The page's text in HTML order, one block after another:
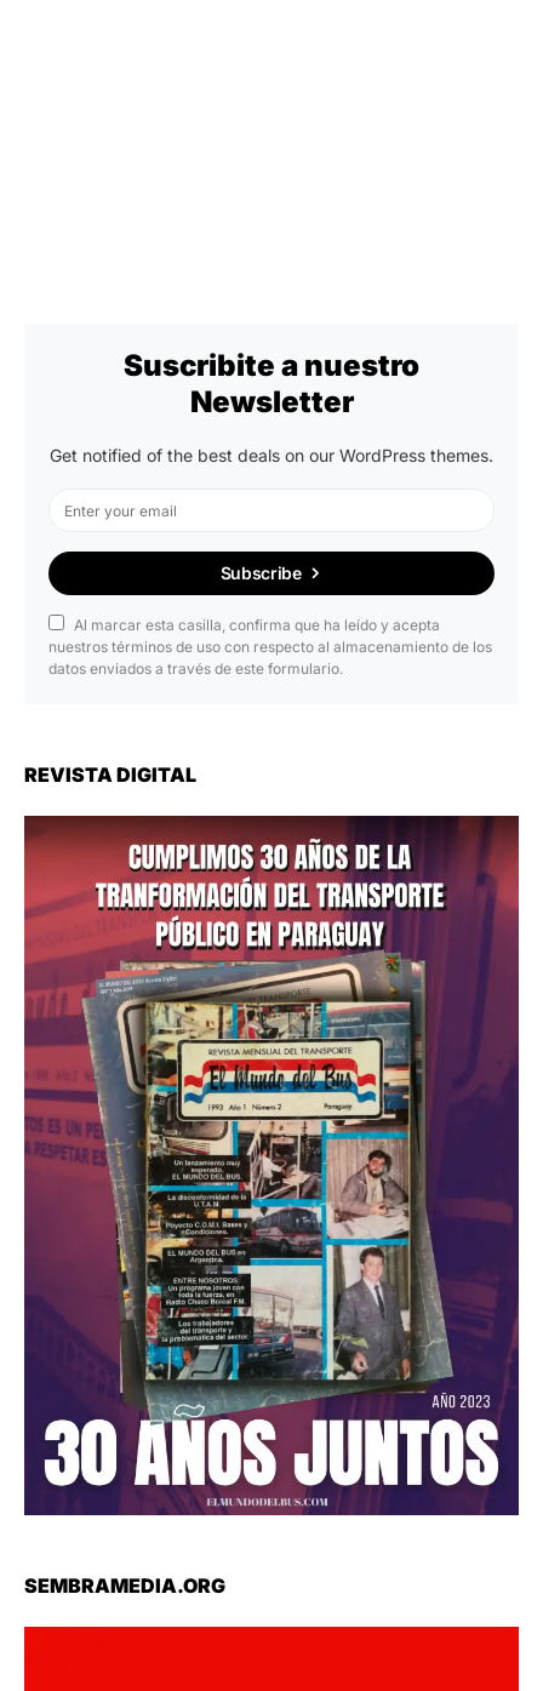
Suscribite a nuestro
Newsletter
Get notified of the best deals on our WordPress themes.
Subscribe
Al marcar esta casilla, confirma que ha leído y acepta
nuestros términos de uso con respecto al almacenamiento de los
datos enviados a través de este formulario.
REVISTA DIGITAL
SEMBRAMEDIA.ORG